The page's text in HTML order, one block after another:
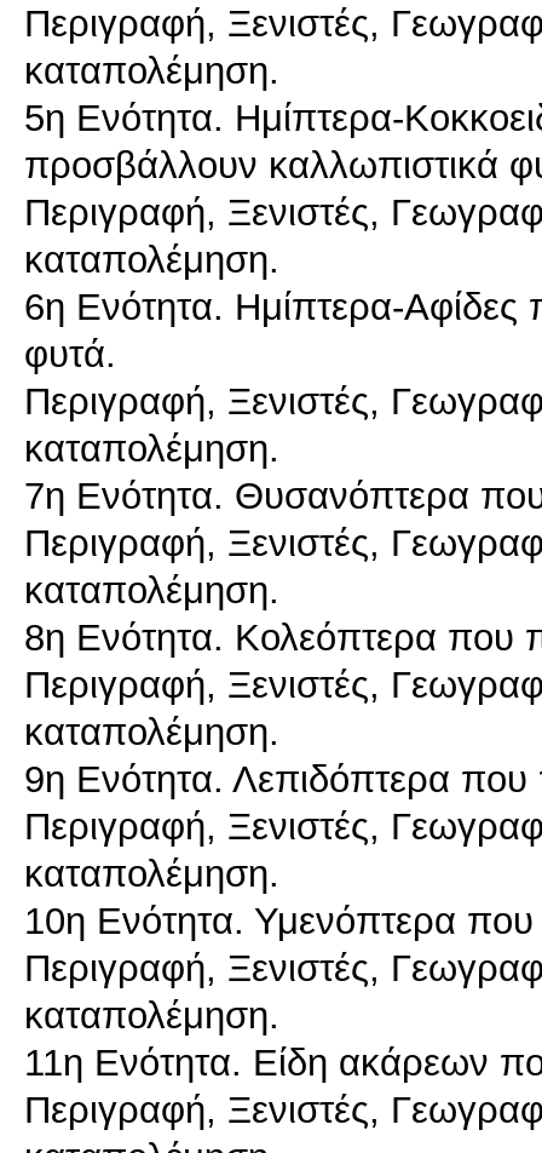
Περιγραφή, Ξενιστές,
καταπολέμηση.
5η Ενότητα. Ημίπτερα-
προσβάλλουν καλλωπιστικά
Περιγραφή, Ξενιστές,
καταπολέμηση.
6η Ενότητα. Ημίπτερα-
φυτά.
Περιγραφή, Ξενιστές,
καταπολέμηση.
7η Ενότητα. Θυσανόπτερα
Περιγραφή, Ξενιστές,
καταπολέμηση.
8η Ενότητα. Κολεόπτερα που
Περιγραφή, Ξενιστές,
καταπολέμηση.
9η Ενότητα. Λεπιδόπτερα
Περιγραφή, Ξενιστές,
καταπολέμηση.
10η Ενότητα. Υμενόπτερα
Περιγραφή, Ξενιστές,
καταπολέμηση.
11η Ενότητα. Είδη ακάρεων
Περιγραφή, Ξενιστές,